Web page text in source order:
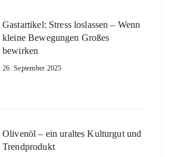
Gastartikel: Stress loslassen – Wenn
kleine Bewegungen Großes
bewirken
26. September 2025
Olivenöl – ein uraltes Kulturgut und
Trendprodukt